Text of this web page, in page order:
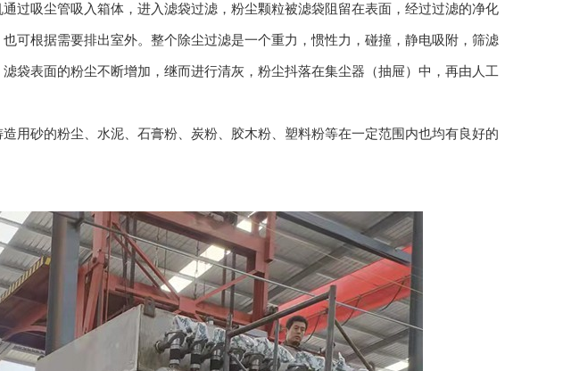
过吸尘管吸入箱体，进入滤袋过滤，粉尘颗粒被滤袋阻留在表面，经过过滤的净化
可根据需要排出室外。整个除尘过滤是一个重力，惯性力，碰撞，静电吸附，筛滤
袋表面的粉尘不断增加，继而进行清灰，粉尘抖落在集尘器（抽屉）中，再由人工
用砂的粉尘、水泥、石膏粉、炭粉、胶木粉、塑料粉等在一定范围内也均有良好的